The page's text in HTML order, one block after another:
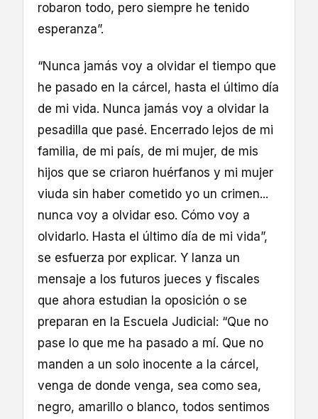
robaron todo, pero siempre he tenido
esperanza”.
“Nunca jamás voy a olvidar el tiempo que
he pasado en la cárcel, hasta el último día
de mi vida. Nunca jamás voy a olvidar la
pesadilla que pasé. Encerrado lejos de mi
familia, de mi país, de mi mujer, de mis
hijos que se criaron huérfanos y mi mujer
viuda sin haber cometido yo un crimen...
nunca voy a olvidar eso. Cómo voy a
olvidarlo. Hasta el último día de mi vida”,
se esfuerza por explicar. Y lanza un
mensaje a los futuros jueces y fiscales
que ahora estudian la oposición o se
preparan en la Escuela Judicial: “Que no
pase lo que me ha pasado a mí. Que no
manden a un solo inocente a la cárcel,
venga de donde venga, sea como sea,
negro, amarillo o blanco, todos sentimos